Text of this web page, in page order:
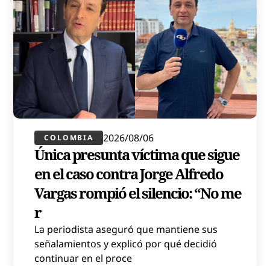
COLOMBIA 2026/08/06
Única presunta víctima que sigue
en el caso contra Jorge Alfredo
Vargas rompió el silencio: “No me
r
La periodista aseguró que mantiene sus
señalamientos y explicó por qué decidió
continuar en el proce